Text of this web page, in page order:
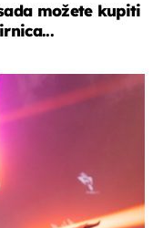
možete kupiti